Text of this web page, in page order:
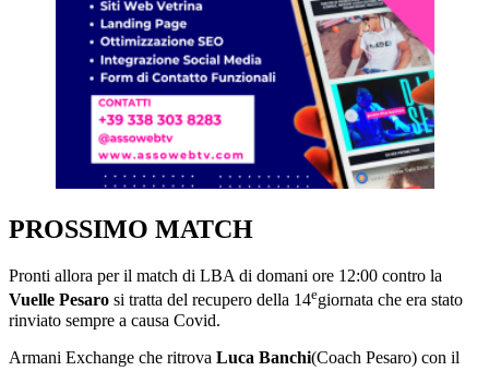
PROSSIMO MATCH
Pronti allora per il match di LBA di domani ore 12:00 contro la
Vuelle Pesaro si tratta del recupero della 14egiornata che era stato
rinviato sempre a causa Covid.
Armani Exchange che ritrova Luca Banchi(Coach Pesaro) con il